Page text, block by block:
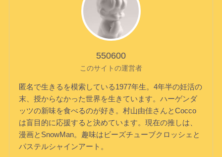
550600
このサイトの運営者
匿名で生きるを模索している1977年生。4年半の妊活の
末、授からなかった世界を生きています。ハーゲンダ
ッツの新味を食べるのが好き。村山由佳さんとCocco
は盲目的に応援すると決めています。現在の推しは、
漫画とSnowMan。趣味はビーズチューブクロッシェと
パステルシャインアート。